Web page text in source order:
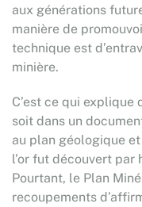
aux générations
manière de
technique est
minière.
C’est ce qui
soit dans un
au plan géologique
l’or fut découvert par
Pourtant, le Plan
recoupements